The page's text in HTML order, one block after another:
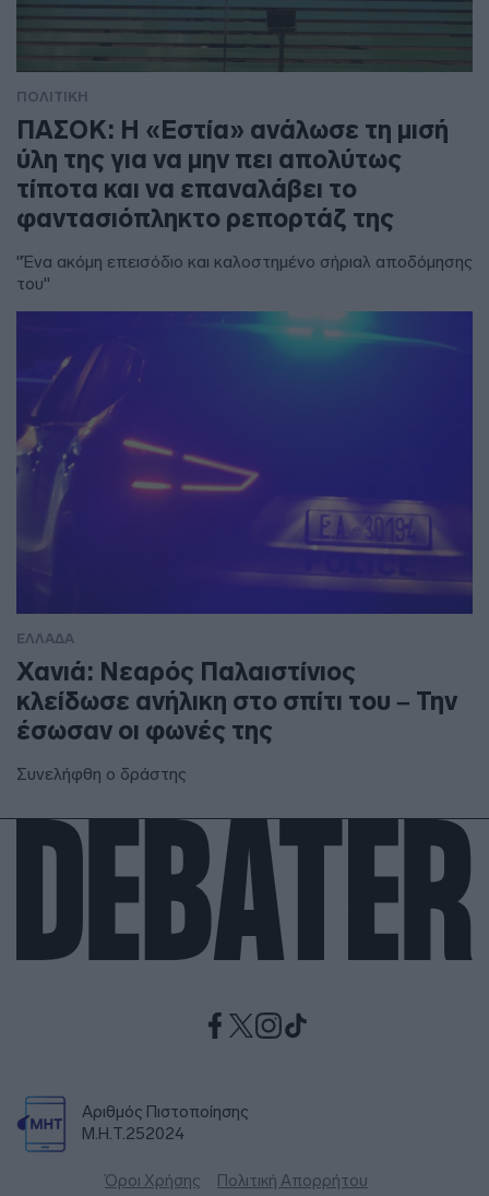
ΠΟΛΙΤΙΚΗ
ΠΑΣΟΚ: Η «Εστία» ανάλωσε τη μισή
ύλη της για να μην πει απολύτως
τίποτα και να επαναλάβει το
φαντασιόπληκτο ρεπορτάζ της
"Ένα ακόμη επεισόδιο και καλοστημένο σήριαλ αποδόμησης
του"
ΕΛΛΑΔΑ
Χανιά: Νεαρός Παλαιστίνιος
κλείδωσε ανήλικη στο σπίτι του – Την
έσωσαν οι φωνές της
Συνελήφθη ο δράστης
Αριθμός Πιστοποίησης
Μ.Η.Τ.252024
Όροι Χρήσης Πολιτική Απορρήτου